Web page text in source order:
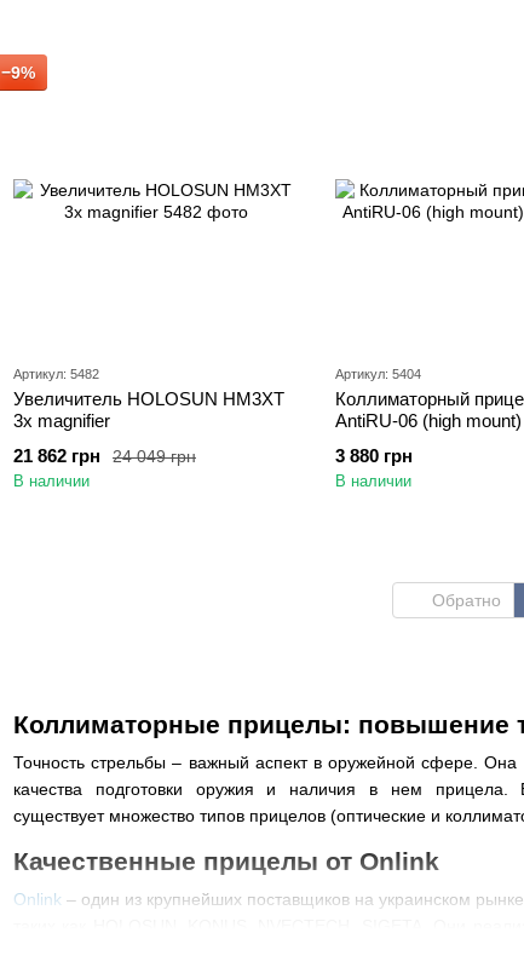
Коллиматорные прицелы: повышение
Точность стрельбы – важный аспект в оружейной сфере. Она
качества подготовки оружия и наличия в нем
существует множество типов прицелов (оптические и
Качественные прицелы от Onlink
Onlink – один из крупнейших поставщиков на украинском
−9%
Артикул: 5482
Увеличитель HOLOSUN HM3XT
3x magnifier
24 049 грн
21 862 грн
В наличии
Артикул: 5404
Коллиматорный
AntiRU-06 (high mount)
3 880 грн
В наличии
Обратно